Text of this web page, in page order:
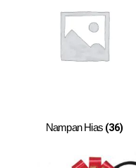
Nampan Hias (36)